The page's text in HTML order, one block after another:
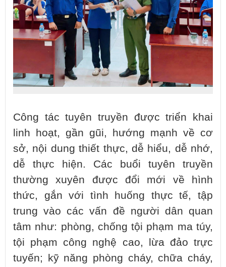
Công tác tuyên truyền được triển khai
linh hoạt, gần gũi, hướng mạnh về cơ
sở, nội dung thiết thực, dễ hiểu, dễ nhớ,
dễ thực hiện. Các buổi tuyên truyền
thường xuyên được đổi mới về hình
thức, gắn với tình huống thực tế, tập
trung vào các vấn đề người dân quan
tâm như: phòng, chống tội phạm ma túy,
tội phạm công nghệ cao, lừa đảo trực
tuyến; kỹ năng phòng cháy, chữa cháy,